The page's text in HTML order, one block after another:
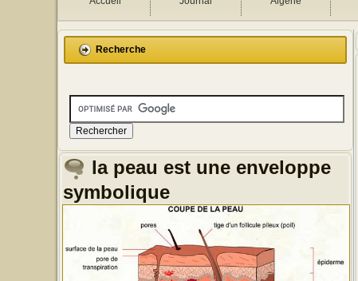
Recherche
la peau est une enveloppe
symbolique